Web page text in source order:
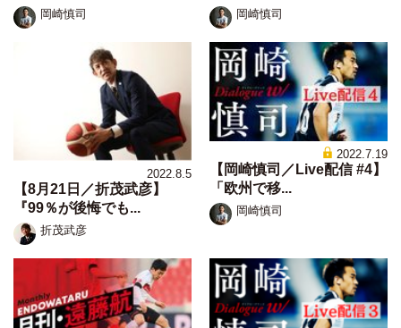
岡崎慎司 岡崎慎司
2022.8.5
【8月21日／折茂武彦】
『99％が後悔でも...
折茂武彦
2022.7.19
【岡崎慎司／Live配信 #4】
「欧州で移...
岡崎慎司